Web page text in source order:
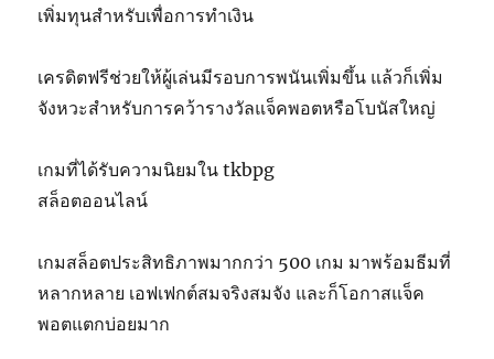
เพิ่มทุนสำหรับเพื่อการทำเงิน
เครดิตฟรีช่วยให้ผู้เล่นมีรอบการพนันเพิ่มขึ้น แล้วก็เพิ่ม
จังหวะสำหรับการคว้ารางวัลแจ็คพอตหรือโบนัสใหญ่
เกมที่ได้รับความนิยมใน tkbpg
สล็อตออนไลน์
เกมสล็อตประสิทธิภาพมากกว่า 500 เกม มาพร้อมธีมที่
หลากหลาย เอฟเฟกต์สมจริงสมจัง และก็โอกาสแจ็ค
พอตแตกบ่อยมาก